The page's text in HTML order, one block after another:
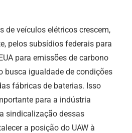
de veículos elétricos crescem,
pelos subsídios federais para
para emissões de carbono
busca igualdade de condições
fábricas de baterias. Isso
para a indústria
sindicalização dessas
a posição do UAW à